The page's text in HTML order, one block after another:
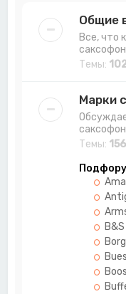
Общие
Все, что
Темы:
Марки
Темы: 156
B&S